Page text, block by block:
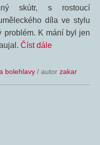
skútr, s rostoucí
díla ve stylu
problém. K mání byl jen
Číst dále
bolehlavy / autor zakar